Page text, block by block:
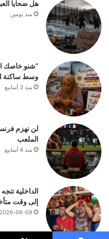
هل ضحايا
منذ يومين
“شنو خاصك
وسط ساكنة
منذ 3 أسابيع
لن نهزم
الملعب
منذ 4 أسابيع
الداخلية
إلى وقت
2026-06-09